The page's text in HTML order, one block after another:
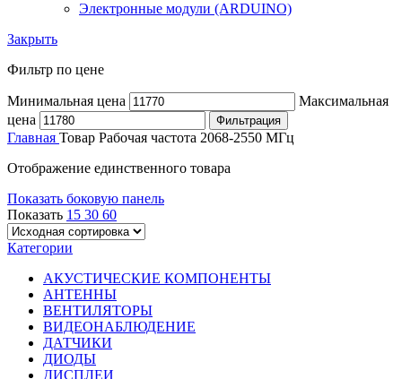
Электронные модули (ARDUINO)
Закрыть
Фильтр по цене
Минимальная цена
Максимальная
цена
Фильтрация
Главная Товар Рабочая частота 2068-2550 МГц
Отображение единственного товара
Показать боковую панель
Показать 15 30 60
Категории
АКУСТИЧЕСКИЕ КОМПОНЕНТЫ
АНТЕННЫ
ВЕНТИЛЯТОРЫ
ВИДЕОНАБЛЮДЕНИЕ
ДАТЧИКИ
ДИОДЫ
ДИСПЛЕИ